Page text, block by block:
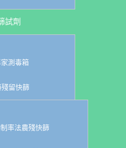
試劑
測毒箱
留快篩
率法農殘快篩